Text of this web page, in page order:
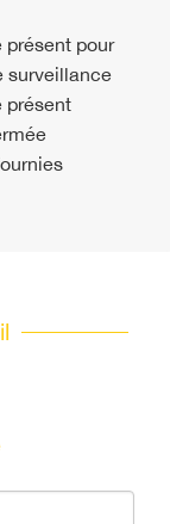
présent pour
surveillance
présent